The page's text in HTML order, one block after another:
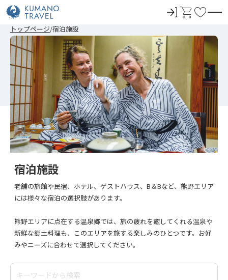
ロ
イ
ン
カ
ト
お
に
入
り
トップページ 宿泊施設
宿泊施設
老舗の旅館や民宿、ホテル、ゲストハウス、B＆Bなど、熊野エリア
には様々な宿泊の選択肢があります。
熊野エリアに点在する温泉郷では、旅の疲れを癒してくれる温泉や
新鮮な郷土料理も、このエリアを旅する楽しみのひとつです。お好
みやニーズに合わせて選択してください。